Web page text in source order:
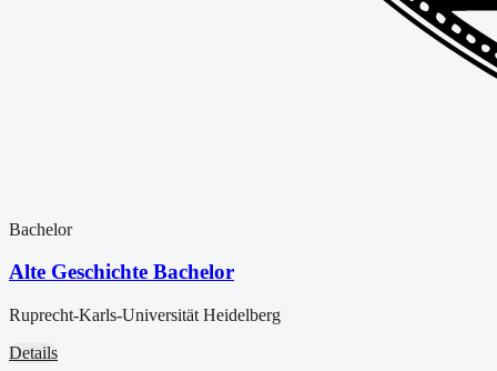
Bachelor
Alte Geschichte Bachelor
Ruprecht-Karls-Universität Heidelberg
Details